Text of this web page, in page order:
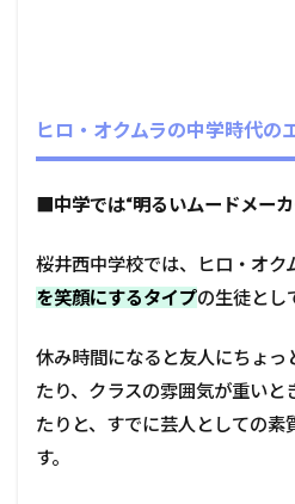
ヒロ・オクムラの中学時代の
■中学では“明るいムードメー
桜井西中学校では、ヒロ・オク
を笑顔にするタイプの生徒とし
休み時間になると友人にちょっ
たり、クラスの雰囲気が重いと
たりと、すでに芸人としての素
す。